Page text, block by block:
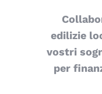
edilizie
vostri
per